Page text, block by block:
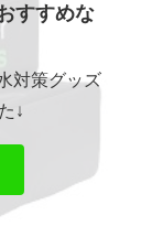
すすめな
対策グッズ
↓